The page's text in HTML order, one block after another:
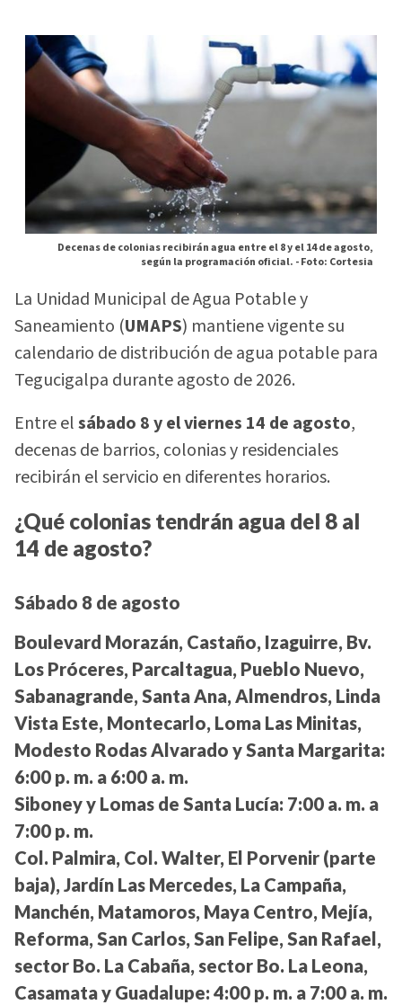
Decenas de colonias recibirán agua entre el 8 y el 14 de agosto,
según la programación oficial. -Foto: Cortesia
La Unidad Municipal de Agua Potable y
Saneamiento (UMAPS) mantiene vigente su
calendario de distribución de agua potable para
Tegucigalpa durante agosto de 2026.
Entre elsábado 8 y el viernes 14 de agosto,
decenas de barrios, colonias y residenciales
recibirán el servicio en diferentes horarios.
¿Qué colonias tendrán agua del 8 al
14 de agosto?
Sábado 8 de agosto
Boulevard Morazán, Castaño, Izaguirre, Bv.
Los Próceres, Parcaltagua, Pueblo Nuevo,
Sabanagrande, Santa Ana, Almendros, Linda
Vista Este, Montecarlo, Loma Las Minitas,
Modesto Rodas Alvarado y Santa Margarita:
6:00 p. m. a 6:00 a. m.
Siboney y Lomas de Santa Lucía: 7:00 a. m. a
7:00 p. m.
Col. Palmira, Col. Walter, El Porvenir (parte
baja), Jardín Las Mercedes, La Campaña,
Manchén, Matamoros, Maya Centro, Mejía,
Reforma, San Carlos, San Felipe, San Rafael,
sector Bo. La Cabaña, sector Bo. La Leona,
Casamata y Guadalupe: 4:00 p. m. a 7:00 a. m.